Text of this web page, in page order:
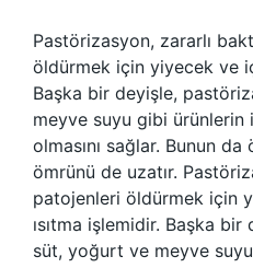
Pastörizasyon, zararlı
öldürmek için yiyecek ve
Başka bir deyişle,
meyve suyu gibi ürünlerin
olmasını sağlar. Bunun
ömrünü de uzatır.
patojenleri öldürmek için
ısıtma işlemidir. Başka
süt, yoğurt ve meyve